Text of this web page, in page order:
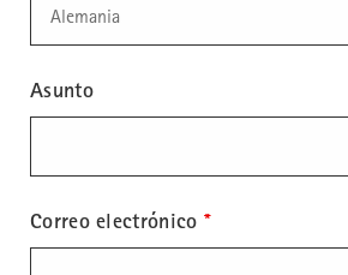
Asunto
Correo electrónico *